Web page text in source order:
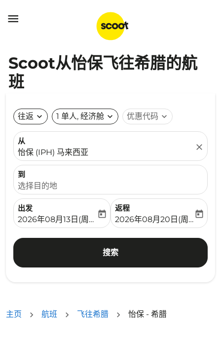

Scoot从怡保飞往希腊的航
班
往返 expand_more 1 单人, 经济舱 expand_more 优惠代码 expand_more
从
怡保 (IPH) 马来西亚
close
到
选择目的地
出发
fc-booking-departure-date-aria-label
2026年08月13日(周四)
today
返程
fc-booking-return-date-
2026年08月20日(周四)
today
搜索
主页 航班 飞往希腊 怡保 - 希腊